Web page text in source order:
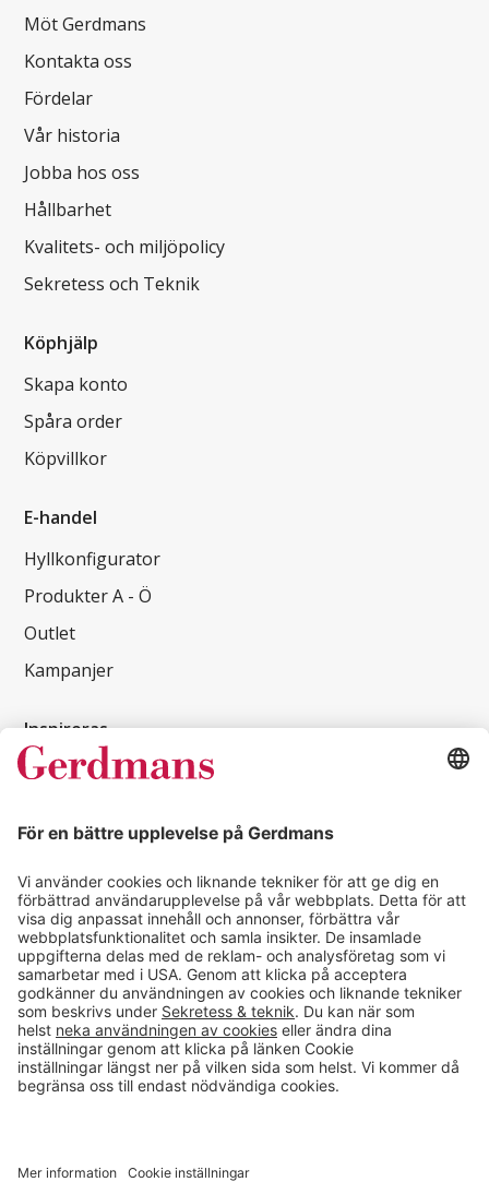
Möt Gerdmans
Kontakta oss
Fördelar
Vår historia
Jobba hos oss
Hållbarhet
Kvalitets- och miljöpolicy
Sekretess och Teknik
Köphjälp
Skapa konto
Spåra order
Köpvillkor
E-handel
Hyllkonfigurator
Produkter A - Ö
Outlet
Kampanjer
Inspireras
Kundcase
Läsvärt
Kontakt
info@gerdmans.se
0433-740 80
Kundservice öppettider
Vardagar 07.30-17.00
© 2026 Gerdmans Inredningar AB Alla priser är exklusive moms.